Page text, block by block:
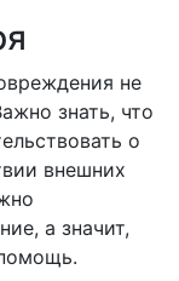
не
знать, что
о
внешних
а значит,